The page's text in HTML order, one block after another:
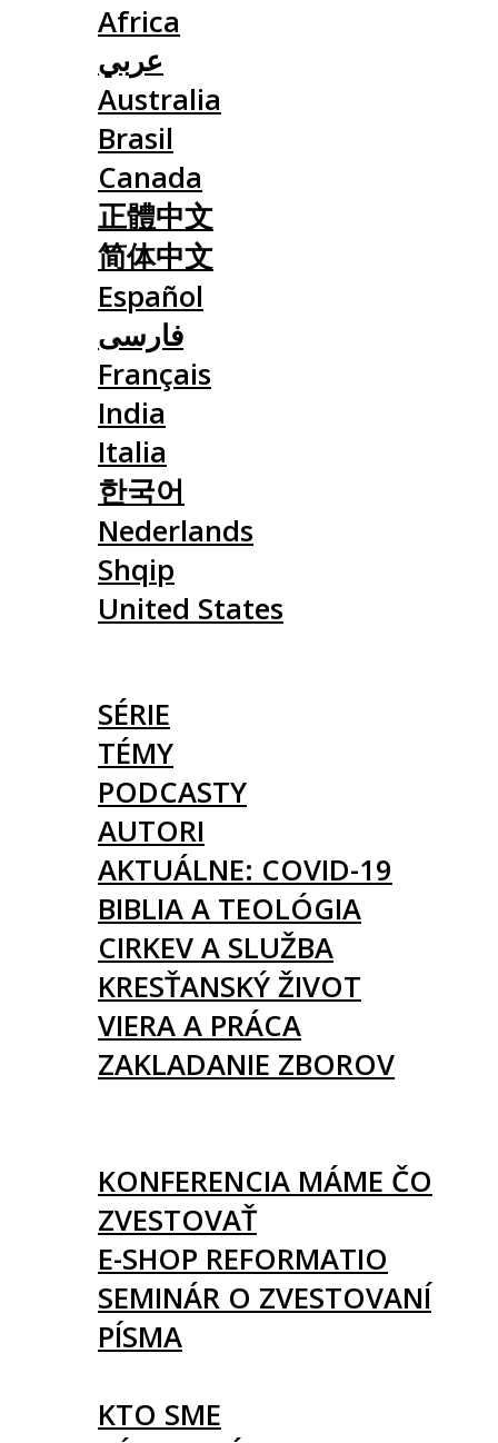
Africa
عربي
Australia
Brasil
Canada
正體中文
简体中文
Español
فارسی
Français
India
Italia
한국어
Nederlands
Shqip
United States
SÉRIE
TÉMY
PODCASTY
AUTORI
AKTUÁLNE: COVID-19
BIBLIA A TEOLÓGIA
CIRKEV A SLUŽBA
KRESŤANSKÝ ŽIVOT
VIERA A PRÁCA
ZAKLADANIE ZBOROV
KONFERENCIA MÁME ČO
ZVESTOVAŤ
E-SHOP REFORMATIO
SEMINÁR O ZVESTOVANÍ
PÍSMA
KTO SME